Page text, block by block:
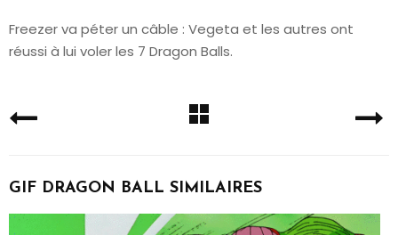
Freezer va péter un câble : Vegeta et les autres ont
réussi à lui voler les 7 Dragon Balls.
GIF DRAGON BALL SIMILAIRES